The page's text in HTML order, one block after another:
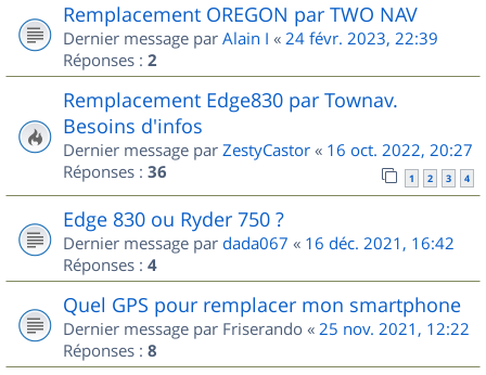
Remplacement OREGON par TWO NAV
Dernier message par Alain I « 24 févr. 2023, 22:39
Réponses : 2
Remplacement Edge830 par Townav.
Besoins d'infos
Dernier message par ZestyCastor « 16 oct. 2022, 20:27
Réponses : 36 1 2 3 4
Edge 830 ou Ryder 750 ?
Dernier message par dada067 « 16 déc. 2021, 16:42
Réponses : 4
Quel GPS pour remplacer mon smartphone
Dernier message par Friserando « 25 nov. 2021, 12:22
Réponses : 8